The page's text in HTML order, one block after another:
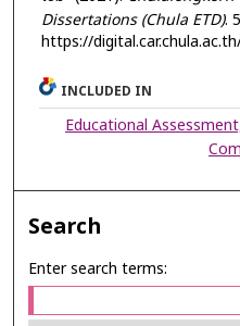
Dissertations (Chula ETD).
https://
INCLUDED IN
Educational
Search
Enter search terms: